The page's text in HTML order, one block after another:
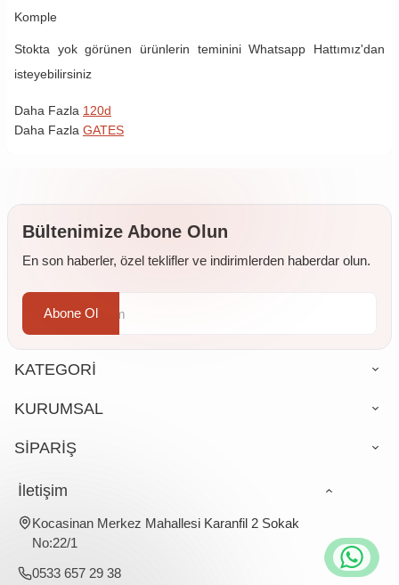
Komple
Stokta yok görünen ürünlerin teminini Whatsapp Hattımız'dan
isteyebilirsiniz
Daha Fazla 120d
Daha Fazla GATES
Bültenimize Abone Olun
En son haberler, özel teklifler ve indirimlerden haberdar olun.
Abone Ol
KATEGORİ
KURUMSAL
SİPARİŞ
İletişim
Kocasinan Merkez Mahallesi Karanfil 2 Sokak
No:22/1
0533 657 29 38